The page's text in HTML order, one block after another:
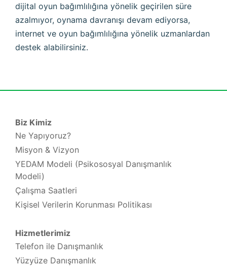
dijital oyun bağımlılığına yönelik geçirilen süre
azalmıyor, oynama davranışı devam ediyorsa,
internet ve oyun bağımlılığına yönelik uzmanlardan
destek alabilirsiniz.
Biz Kimiz
Ne Yapıyoruz?
Misyon & Vizyon
YEDAM Modeli (Psikososyal Danışmanlık
Modeli)
Çalışma Saatleri
Kişisel Verilerin Korunması Politikası
Hizmetlerimiz
Telefon ile Danışmanlık
Yüzyüze Danışmanlık